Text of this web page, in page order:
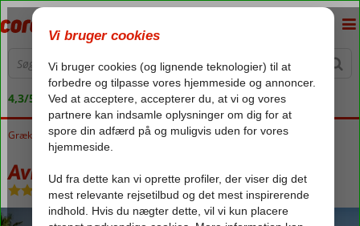
4,3/5 på Trustpilot
Forside
Grækenland Kreta Kolymbari Avra Imperial Hotel
Avra Imperial Hotel
Halvpension-Hotel